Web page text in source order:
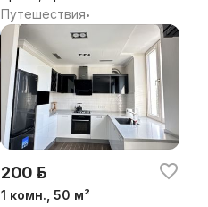
Путешествия•
200 р.
1 комн., 50 м²